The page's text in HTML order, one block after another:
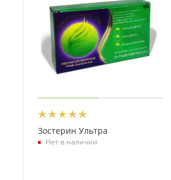
Зостерин Ультра
Нет в наличии